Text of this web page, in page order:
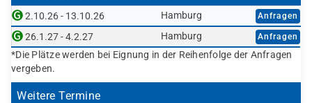
oder SGB III)
Jobcenter (können eine Förderung empfehlen
bzw. veranlassen; die Ausstellung des
Bildungsgutscheins erfolgt durch die Agentur für
Arbeit)
Berufsförderungsdienst (BFD) der Bundeswehr
2.10.26 - 13.10.26 Hamburg Anfragen
26.1.27 - 4.2.27 Hamburg Anfragen
*Die Plätze werden bei Eignung in der Reihenfolge der Anfragen
vergeben.
Weitere Termine